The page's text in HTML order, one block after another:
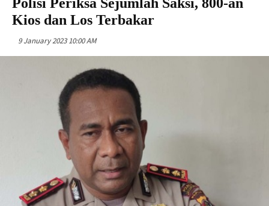
Kios dan Los Terbakar
9 January 2023 10:00 AM